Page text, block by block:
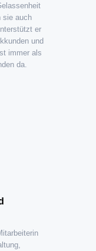
sie auch
er
und
immer als
da.